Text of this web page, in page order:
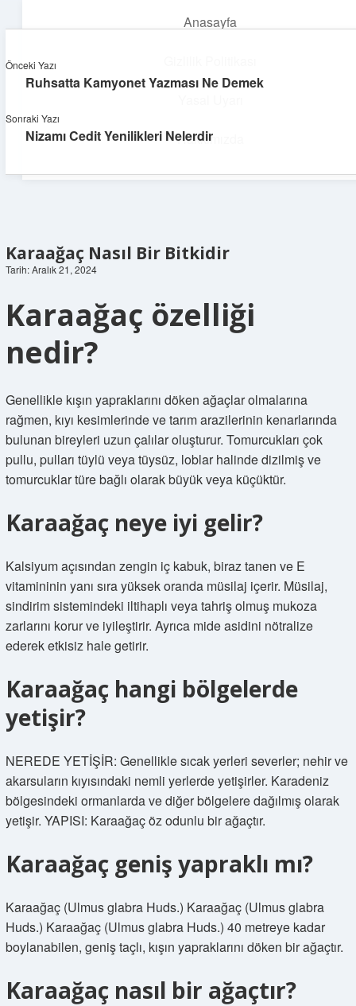
Anasayfa
Hakkımızda
Neşeli Fikir Köşesi
Karaağaç Nasıl Bir Bitkidir
Tarih: Aralık 21, 2024
Karaağaç özelliği
nedir?
Genellikle kışın yapraklarını döken ağaçlar olmalarına
rağmen, kıyı kesimlerinde ve tarım arazilerinin kenarlarında
bulunan bireyleri uzun çalılar oluşturur. Tomurcukları çok
pullu, pulları tüylü veya tüysüz, loblar halinde dizilmiş ve
tomurcuklar türe bağlı olarak büyük veya küçüktür.
Karaağaç neye iyi gelir?
Kalsiyum açısından zengin iç kabuk, biraz tanen ve E
vitamininin yanı sıra yüksek oranda müsilaj içerir. Müsilaj,
sindirim sistemindeki iltihaplı veya tahriş olmuş mukoza
zarlarını korur ve iyileştirir. Ayrıca mide asidini nötralize
ederek etkisiz hale getirir.
Karaağaç hangi bölgelerde
yetişir?
NEREDE YETİŞİR: Genellikle sıcak yerleri severler; nehir ve
akarsuların kıyısındaki nemli yerlerde yetişirler. Karadeniz
bölgesindeki ormanlarda ve diğer bölgelere dağılmış olarak
yetişir. YAPISI: Karaağaç öz odunlu bir ağaçtır.
Karaağaç geniş yapraklı mı?
Karaağaç (Ulmus glabra Huds.) Karaağaç (Ulmus glabra
Huds.) Karaağaç (Ulmus glabra Huds.) 40 metreye kadar
boylanabilen, geniş taçlı, kışın yapraklarını döken bir ağaçtır.
Karaağaç nasıl bir ağaçtır?
Önceki Yazı
Ruhsatta Kamyonet Yazması Ne Demek
Sonraki Yazı
Nizamı Cedit Yenilikleri Nelerdir